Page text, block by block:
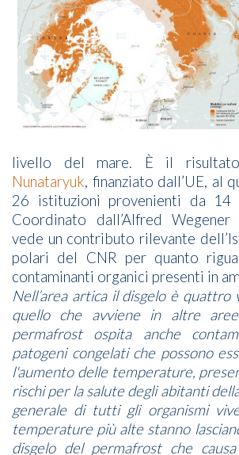
livello del mare. È il
Nunataryuk, finanziato dall’UE, al
26 istituzioni provenienti da 14
Coordinato dall’Alfred
vede un contributo rilevante
polari del CNR per quanto
contaminanti organici presenti in
Nell’area artica il disgelo è quattro
quello che avviene in altre
permafrost ospita anche
patogeni congelati che possono
l'aumento delle temperature,
rischi per la salute degli abitanti
generale di tutti gli organismi
temperature più alte stanno
disgelo del permafrost che causa